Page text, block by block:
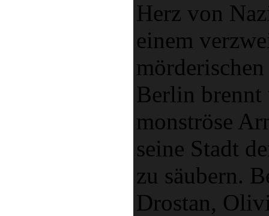
Herz von
einem
Berlin brennt
monströse
seine Stadt
zu säubern.
Drostan,